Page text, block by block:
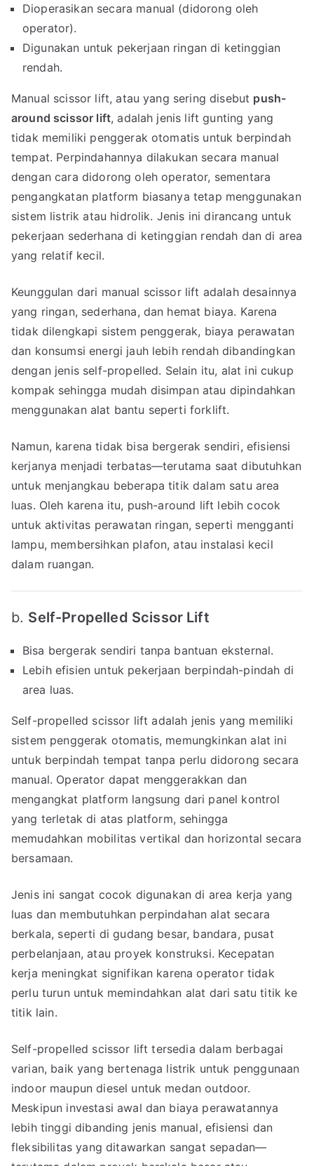
Dioperasikan secara manual (didorong oleh
operator).
Digunakan untuk pekerjaan ringan di ketinggian
rendah.
Manual scissor lift, atau yang sering disebut push-
around scissor lift, adalah jenis lift gunting yang
tidak memiliki penggerak otomatis untuk berpindah
tempat. Perpindahannya dilakukan secara manual
dengan cara didorong oleh operator, sementara
pengangkatan platform biasanya tetap menggunakan
sistem listrik atau hidrolik. Jenis ini dirancang untuk
pekerjaan sederhana di ketinggian rendah dan di area
yang relatif kecil.
Keunggulan dari manual scissor lift adalah desainnya
yang ringan, sederhana, dan hemat biaya. Karena
tidak dilengkapi sistem penggerak, biaya perawatan
dan konsumsi energi jauh lebih rendah dibandingkan
dengan jenis self-propelled. Selain itu, alat ini cukup
kompak sehingga mudah disimpan atau dipindahkan
menggunakan alat bantu seperti forklift.
Namun, karena tidak bisa bergerak sendiri, efisiensi
kerjanya menjadi terbatas—terutama saat dibutuhkan
untuk menjangkau beberapa titik dalam satu area
luas. Oleh karena itu, push-around lift lebih cocok
untuk aktivitas perawatan ringan, seperti mengganti
lampu, membersihkan plafon, atau instalasi kecil
dalam ruangan.
b. Self-Propelled Scissor Lift
Bisa bergerak sendiri tanpa bantuan eksternal.
Lebih efisien untuk pekerjaan berpindah-pindah di
area luas.
Self-propelled scissor lift adalah jenis yang memiliki
sistem penggerak otomatis, memungkinkan alat ini
untuk berpindah tempat tanpa perlu didorong secara
manual. Operator dapat menggerakkan dan
mengangkat platform langsung dari panel kontrol
yang terletak di atas platform, sehingga
memudahkan mobilitas vertikal dan horizontal secara
bersamaan.
Jenis ini sangat cocok digunakan di area kerja yang
luas dan membutuhkan perpindahan alat secara
berkala, seperti di gudang besar, bandara, pusat
perbelanjaan, atau proyek konstruksi. Kecepatan
kerja meningkat signifikan karena operator tidak
perlu turun untuk memindahkan alat dari satu titik ke
titik lain.
Self-propelled scissor lift tersedia dalam berbagai
varian, baik yang bertenaga listrik untuk penggunaan
indoor maupun diesel untuk medan outdoor.
Meskipun investasi awal dan biaya perawatannya
lebih tinggi dibanding jenis manual, efisiensi dan
fleksibilitas yang ditawarkan sangat sepadan—